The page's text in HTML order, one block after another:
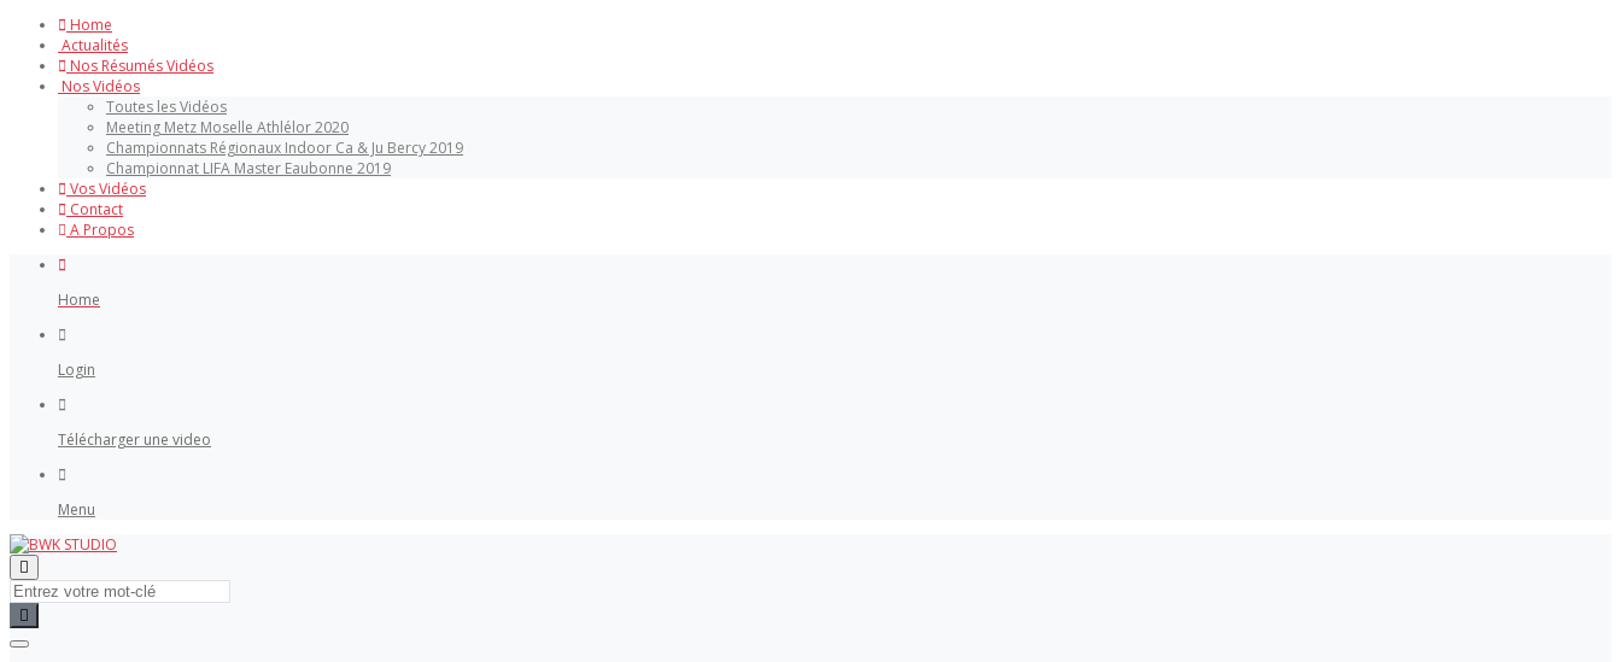
Home
Actualités
Nos Résumés Vidéos
Nos Vidéos
Toutes les Vidéos
Meeting Metz Moselle Athlélor 2020
Championnats Régionaux Indoor Ca & Ju Bercy 2019
Championnat LIFA Master Eaubonne 2019
Vos Vidéos
Contact
A Propos
Home
Login
Télécharger une video
Menu